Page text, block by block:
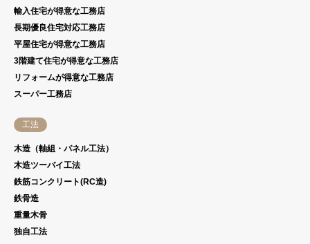
輸入住宅が得意な工務店
長期優良住宅対応工務店
平屋住宅が得意な工務店
3階建て住宅が得意な工務店
リフォームが得意な工務店
スーパー工務店
工法
木造（軸組・パネル工法）
木造ツーバイ工法
鉄筋コンクリート(RC造)
鉄骨造
重量木骨
独自工法